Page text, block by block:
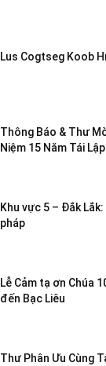
Lus Cogtseg Koob
Thông Báo & Thư
Niệm 15 Năm Tái
Khu vực 5 – Đắk
pháp
Lễ Cảm tạ ơn Chúa
đến Bạc Liêu
Thư Phân Ưu Cùng